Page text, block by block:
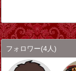
フォロワー(4人)